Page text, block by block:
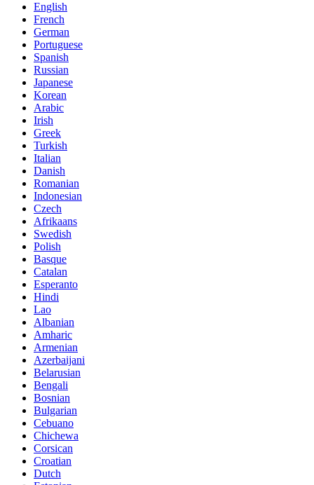
English
French
German
Portuguese
Spanish
Russian
Japanese
Korean
Arabic
Irish
Greek
Turkish
Italian
Danish
Romanian
Indonesian
Czech
Afrikaans
Swedish
Polish
Basque
Catalan
Esperanto
Hindi
Lao
Albanian
Amharic
Armenian
Azerbaijani
Belarusian
Bengali
Bosnian
Bulgarian
Cebuano
Chichewa
Corsican
Croatian
Dutch